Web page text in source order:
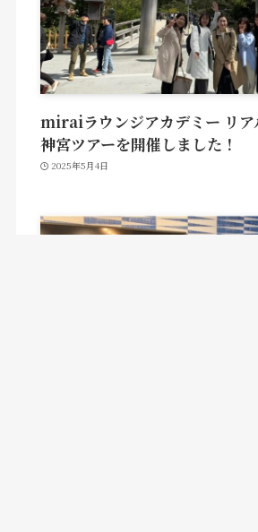
miraiラウンジアカデミー リア
神宮ツアーを開催しました！
2025年5月4日